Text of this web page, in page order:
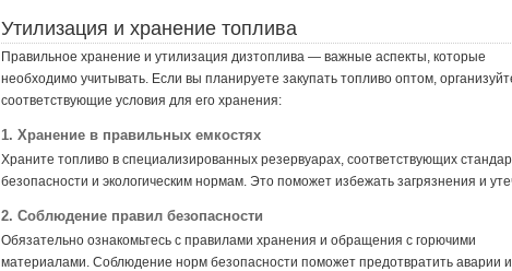
Утилизация и хранение топлива
Правильное хранение и утилизация дизтоплива — важные аспекты, которые
необходимо учитывать. Если вы планируете закупать топливо оптом,
соответствующие условия для его хранения:
1. Хранение в правильных емкостях
Храните топливо в специализированных резервуарах, соответствующих
безопасности и экологическим нормам. Это поможет избежать загрязнения и
2. Соблюдение правил безопасности
Обязательно ознакомьтесь с правилами хранения и обращения с горючими
материалами. Соблюдение норм безопасности поможет предотвратить аварии и